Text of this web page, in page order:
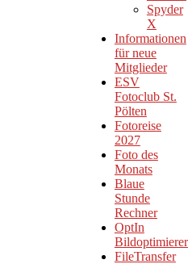
Spyder
X
Informationen
für neue
Mitglieder
ESV
Fotoclub St.
Pölten
Fotoreise
2027
Foto des
Monats
Blaue
Stunde
Rechner
OptIn
Bildoptimierer
FileTransfer